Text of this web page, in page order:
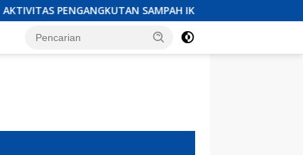
SAMPAH IKUT TERDAMPAK